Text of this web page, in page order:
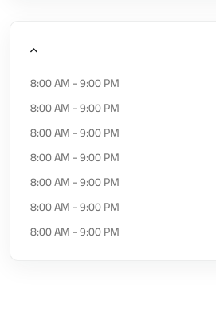
8:00 AM - 9:00 PM
8:00 AM - 9:00 PM
8:00 AM - 9:00 PM
8:00 AM - 9:00 PM
8:00 AM - 9:00 PM
8:00 AM - 9:00 PM
8:00 AM - 9:00 PM